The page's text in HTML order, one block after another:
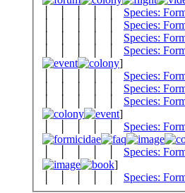
Species:
Species:
Species:
Species:
]
Species:
Species:
Species:
]
Species:
Species:
]
Species: